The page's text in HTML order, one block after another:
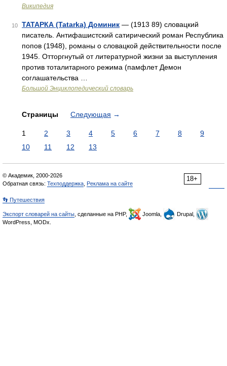
Википедия
10 ТАТАРКА (Tatarka) Доминик — (1913 89) словацкий
писатель. Антифашистский сатирический роман Республика
попов (1948), романы о словацкой действительности после
1945. Отторгнутый от литературной жизни за выступления
против тоталитарного режима (памфлет Демон
соглашательства …
Большой Энциклопедический словарь
Страницы Следующая →
1 2 3 4 5 6 7 8
9
10
11 12 13
18+
© Академик, 2000-2026
Обратная связь: Техподдержка Реклама на сайте
👣 Путешествия
Экспорт словарей на сайты , сделанные на PHP, Joomla,
Drupal,
WordPress, MODx.